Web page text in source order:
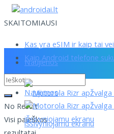
SKAITOMIAUSI
Kas yra eSIM ir kaip tai
Kaip Android telefone
No Result
Visi paieškos
Naujienos
Naujienos